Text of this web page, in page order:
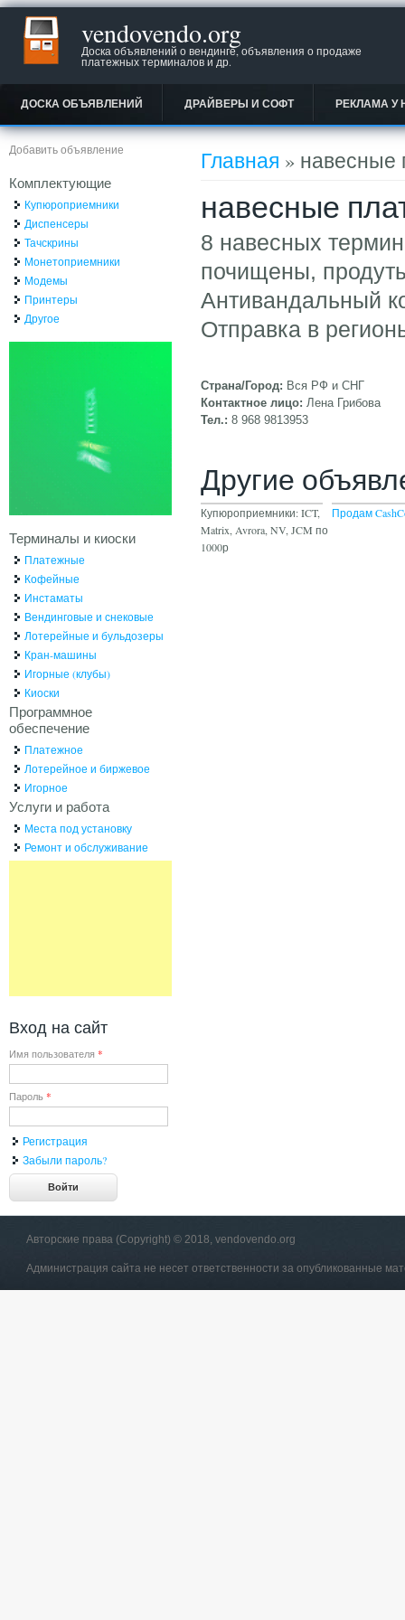
vendovendo.org
Доска объявлений о вендинге, объявления о продаже
платежных терминалов и др.
ДОСКА ОБЪЯВЛЕНИЙ ДРАЙВЕРЫ И СОФТ РЕКЛАМА У
Вы здесь
Главная »
навесные
8 навесных
почищены,
Антивандальный
Отправка в
Страна/Город: Вся РФ и СНГ
Контактное лицо: Лена Грибова
Тел.: 8 968 9813953
Другие
Купюроприемники: ICT,
Matrix, Avrora, NV, JCM по
1000р
Продам
Добавить объявление
Комплектующие
Купюроприемники
Диспенсеры
Тачскрины
Монетоприемники
Модемы
Принтеры
Другое
Терминалы и киоски
Платежные
Кофейные
Инстаматы
Вендинговые и снековые
Лотерейные и бульдозеры
Кран-машины
Игорные (клубы)
Киоски
Программное
обеспечение
Платежное
Лотерейное и биржевое
Игорное
Услуги и работа
Места под установку
Ремонт и обслуживание
Вход на сайт
Имя пользователя *
Пароль *
Регистрация
Забыли пароль?
Авторские права (Copyright) © 2018, vendovendo.org
Администрация сайта не несет ответственности за опубликованные